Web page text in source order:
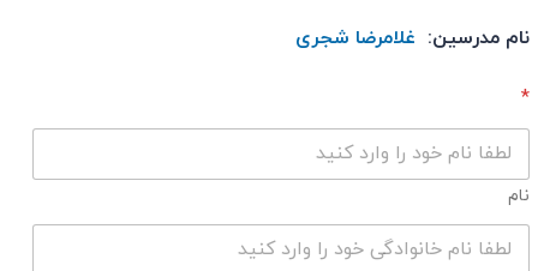
نام مدرسین: غلامرضا شجری
*
نام